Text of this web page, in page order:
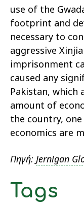
use of the
footprint and
necessary to
aggressive
imprisonment
caused any
Pakistan,
amount of
the country,
economics are
Πηγή: Jernigan
Tags